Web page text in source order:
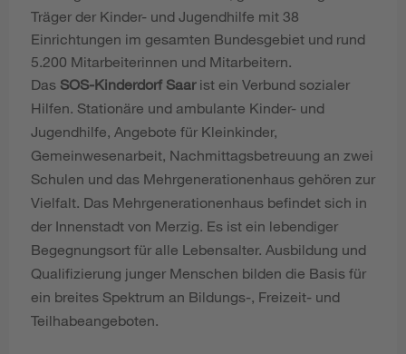
Träger der Kinder- und Jugendhilfe mit 38
Einrichtungen im gesamten Bundesgebiet und rund
5.200 Mitarbeiterinnen und Mitarbeitern.
Das SOS-Kinderdorf Saarist ein Verbund sozialer
Hilfen. Stationäre und ambulante Kinder- und
Jugendhilfe, Angebote für Kleinkinder,
Gemeinwesenarbeit, Nachmittagsbetreuung an zwei
Schulen und das Mehrgenerationenhaus gehören zur
Vielfalt. Das Mehrgenerationenhaus befindet sich in
der Innenstadt von Merzig. Es ist ein lebendiger
Begegnungsort für alle Lebensalter. Ausbildung und
Qualifizierung junger Menschen bilden die Basis für
ein breites Spektrum an Bildungs-, Freizeit- und
Teilhabeangeboten.